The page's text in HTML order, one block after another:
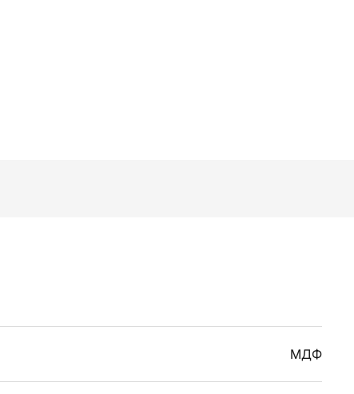
МДФ